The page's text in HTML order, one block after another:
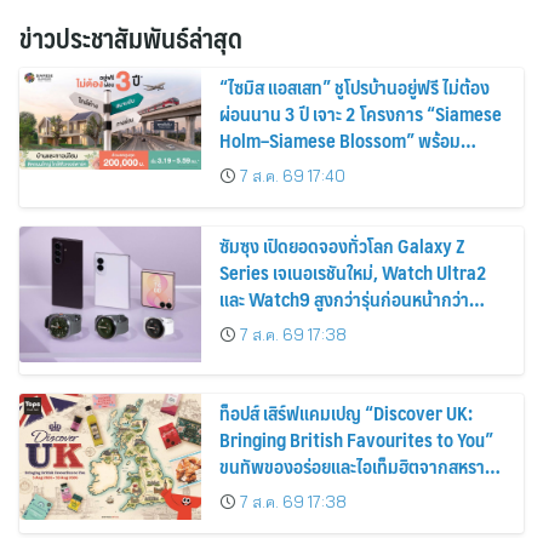
ข่าวประชาสัมพันธ์ล่าสุด
“ไซมิส แอสเสท” ชูโปรบ้านอยู่ฟรี ไม่ต้อง
ผ่อนนาน 3 ปี เจาะ 2 โครงการ “Siamese
Holm–Siamese Blossom” พร้อม
ส่วนลดและสิทธิพิเศษถึง 31 สิงหาคม
2569
7 ส.ค. 69 17:40
ซัมซุง เปิดยอดจองทั่วโลก Galaxy Z
Series เจเนอเรชันใหม่, Watch Ultra2
และ Watch9 สูงกว่ารุ่นก่อนหน้ากว่า
30%7 ส.ค. 69 17:38
ท็อปส์ เสิร์ฟแคมเปญ “Discover UK:
Bringing British Favourites to You”
ขนทัพของอร่อยและไอเท็มฮิตจากสหราช
อาณาจักร ส่งตรงถึงมือตั้งแต่วันนี้ – 18
สิงหาคมนี้
7 ส.ค. 69 17:38